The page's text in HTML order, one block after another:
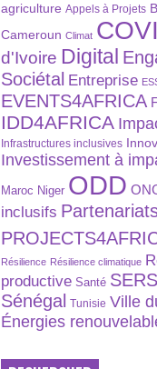
agriculture Appels à Projets
Cameroun Climat
d'Ivoire Digital
Sociétal Entreprise
EVENTS4AFRICA
IDD4AFRICA
Infrastructures inclusives
Investissement à
Maroc Niger ODD
inclusifs
Résilience Résilience climatique
productive Santé
Sénégal Tunisie Ville
Énergies